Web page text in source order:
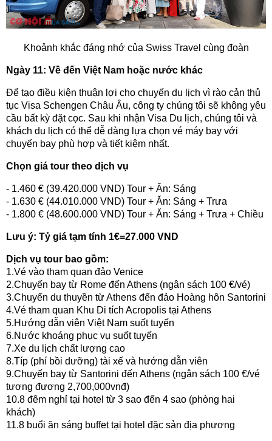
Khoảnh khắc đáng nhớ của Swiss Travel cùng đoàn
Ngày 11: Về đến Việt Nam hoặc nước khác
Để tạo điều kiện thuận lợi cho chuyến du lịch vì rào cản thủ
tục Visa Schengen Châu Âu, công ty chúng tôi sẽ không yêu
cầu bất kỳ đặt cọc. Sau khi nhận Visa Du lịch, chúng tôi và
khách du lịch có thể dễ dàng lựa chọn vé máy bay với
chuyến bay phù hợp và tiết kiệm nhất.
Chọn giá tour theo dịch vụ
- 1.460 € (39.420.000 VND) Tour + Ăn: Sáng
- 1.630 € (44.010.000 VND) Tour + Ăn: Sáng + Trưa
- 1.800 € (48.600.000 VND) Tour + Ăn: Sáng + Trưa + Chiều
Lưu ý: Tỷ giá tạm tính 1€=27.000 VND
Dịch vụ tour bao gồm:
1.Vé vào tham quan đảo Venice
2.Chuyến bay từ Rome đến Athens (ngân sách 100 €/vé)
3.Chuyến du thuyền từ Athens đến đảo Hoàng hôn Santorini
4.Vé tham quan Khu Di tích Acropolis tại Athens
5.Hướng dẫn viên Việt Nam suốt tuyến
6.Nước khoáng phục vụ suốt tuyến
7.Xe du lịch chất lượng cao
8.Típ (phí bồi dưỡng) tài xế và hướng dẫn viên
9.Chuyến bay từ Santorini đến Athens (ngân sách 100 €/vé
tương đương 2,700,000vnđ)
10.8 đêm nghỉ tại hotel từ 3 sao đến 4 sao (phòng hai
khách)
11.8 buổi ăn sáng buffet tại hotel đặc sản địa phương